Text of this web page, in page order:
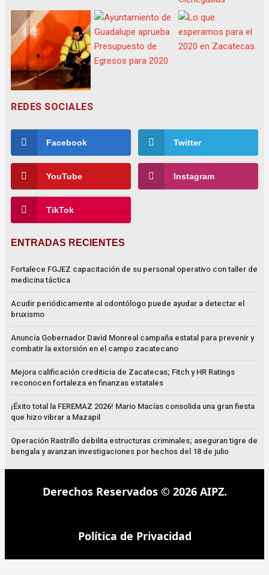
REDES SOCIALES
Facebook Twitter
YouTube Instagram
TikTok
ENTRADAS RECIENTES
Fortalece FGJEZ capacitación de su personal operativo con taller de
medicina táctica
Acudir periódicamente al odontólogo puede ayudar a detectar el
bruxismo
Anuncia Gobernador David Monreal campaña estatal para prevenir y
combatir la extorsión en el campo zacatecano
Mejora calificación crediticia de Zacatecas; Fitch y HR Ratings
reconocen fortaleza en finanzas estatales
¡Éxito total la FEREMAZ 2026! Mario Macías consolida una gran fiesta
que hizo vibrar a Mazapil
Operación Rastrillo debilita estructuras criminales; aseguran tigre de
bengala y avanzan investigaciones por hechos del 18 de julio
Derechos Reservados © 2026 AIPZ.
Política de Privacidad